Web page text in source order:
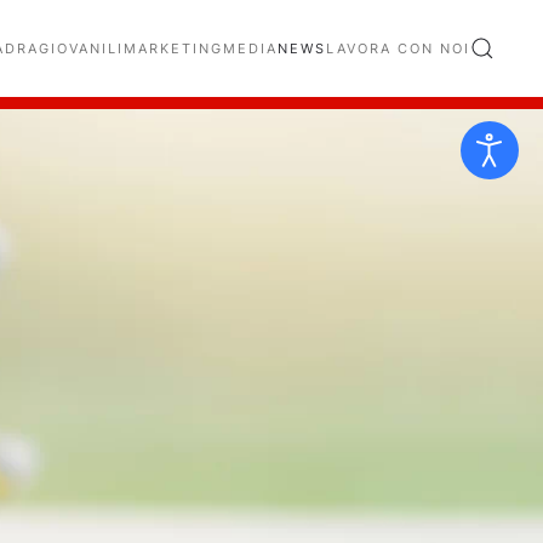
GIOVANILI MARKETING MEDIA NEWS LAVORA CON NOI